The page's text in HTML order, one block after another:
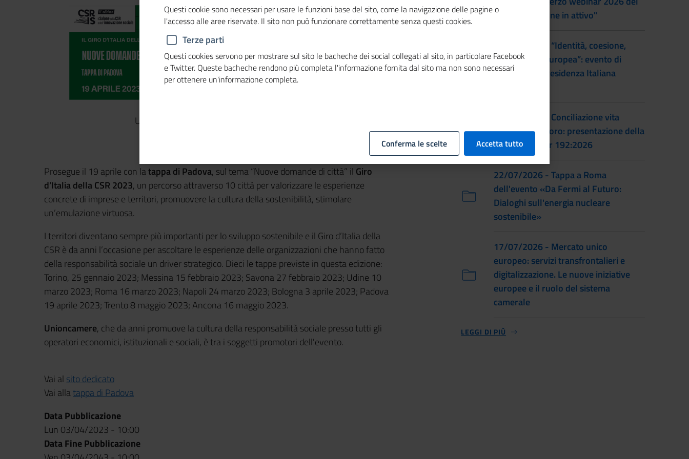
Università degli Studi di Padova – Aula Nievo
Prosegue il 19 aprile con latappa di Padova, sul tema “Nuove domande di città” il Giro
d’Italia della CSR 2023, un percorso attraverso 10 città per valorizzare le esperienze
concrete di imprese e territori, promuovere la cultura della sostenibilità, stimolare
un’emulazione virtuosa.
I territori diventano sempre più importanti per lo sviluppo sostenibile e il Giro d’Italia della
CSR è da anni l’occasione per ascoltare le esperienze delle organizzazioni che hanno fatto
della responsabilità sociale un driver strategico. Dieci le tappe previste in questa edizione:
Torino, 25 gennaio 2023; Messina 15 febbraio 2023; Savona 27 febbraio 2023; Udine 10
marzo 2023; Roma 16 marzo 2023; Napoli 24 marzo 2023; Bologna 3 aprile 2023; Padova
19 aprile 2023; Trento 8 maggio 2023; Ancona 16 maggio 2023.
Unioncamere, che da anni promuove la cultura della responsabilità sociale presso tutti gli
operatori economici, istituzionali e sociali, è tra i soggetti promotori dell'evento.
Vai al sito dedicato
Vai allatappa di Padova
Data Pubblicazione
Lun 03/04/2023 - 10:00
Data Fine Pubblicazione
progetto "Donne in attivo"
28/07/2026 - “Identità, coesione,
integrazione europea”: evento di
lancio della Presidenza Italiana
22/07/2026 - Conciliazione vita
familiare e lavoro: presentazione della
prassi UNI/Pdr 192:2026
22/07/2026 - Tappa a Roma
dell'evento «Da Fermi al Futuro:
Dialoghi sull'energia nucleare
sostenibile»
17/07/2026 - Mercato unico
europeo: servizi transfrontalieri e
digitalizzazione. Le nuove iniziative
europee e il ruolo del sistema
camerale
LEGGI DI PIÙ
Questi cookie sono necessari per usare le funzioni base del sito, come la navigazione delle pagine o
l'accesso alle aree riservate. Il sito non può funzionare correttamente senza questi cookies.
Terze parti
Questi cookies servono per mostrare sul sito le bacheche dei social collegati al sito, in particolare Facebook
e Twitter. Queste bacheche rendono più completa l'informazione fornita dal sito ma non sono necessari
per ottenere un'informazione completa.
Conferma le scelte Accetta tutto